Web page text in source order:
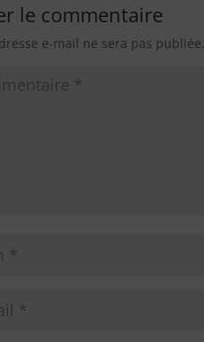
le commentaire
e-mail ne sera pas publiée.